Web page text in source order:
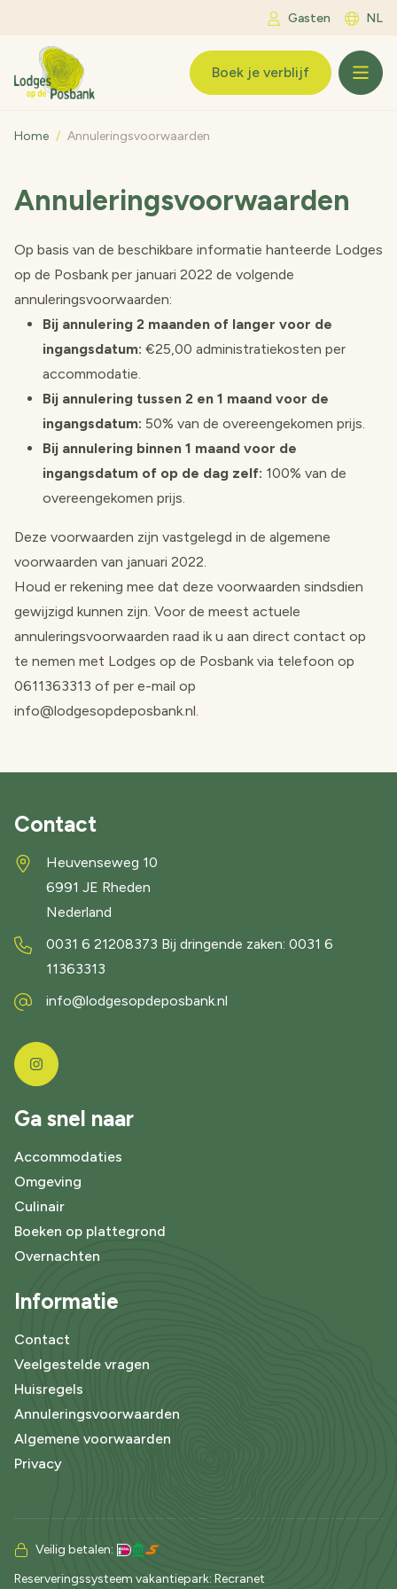
Gasten NL
LogoLodges op de Posbank
Boek je verblijf
Home / Annuleringsvoorwaarden
Annuleringsvoorwaarden
Op basis van de beschikbare informatie hanteerde Lodges
op de Posbank per januari 2022 de volgende
annuleringsvoorwaarden:
Bij annulering 2 maanden of langer voor de
ingangsdatum: €25,00 administratiekosten per
accommodatie.
Bij annulering tussen 2 en 1 maand voor de
ingangsdatum: 50% van de overeengekomen prijs.
Bij annulering binnen 1 maand voor de
ingangsdatum of op de dag zelf: 100% van de
overeengekomen prijs.
Deze voorwaarden zijn vastgelegd in de algemene
voorwaarden van januari 2022.
Houd er rekening mee dat deze voorwaarden sindsdien
gewijzigd kunnen zijn. Voor de meest actuele
annuleringsvoorwaarden raad ik u aan direct contact op
te nemen met Lodges op de Posbank via telefoon op
0611363313 of per e-mail op
info@lodgesopdeposbank.nl.
Contact
Heuvenseweg 10
6991 JE Rheden
Nederland
0031 6 21208373 Bij dringende zaken: 0031 6
11363313
info@lodgesopdeposbank.nl
Ga snel naar
Accommodaties
Omgeving
Culinair
Boeken op plattegrond
Overnachten
Informatie
Contact
Veelgestelde vragen
Huisregels
Annuleringsvoorwaarden
Algemene voorwaarden
Privacy
Veilig betalen:
Reserveringssysteem vakantiepark: Recranet